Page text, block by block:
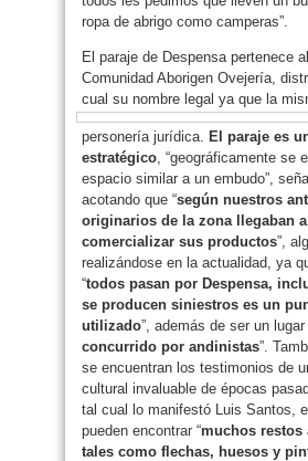
ropa de abrigo como camperas”.
El paraje de Despensa pertenece
Comunidad Aborigen Ovejería,
cual su nombre legal ya que la
personería jurídica. El paraje es
estratégico, “geográficamente se
espacio similar a un embudo”,
acotando que “según nuestros
originarios de la zona llegaban a
comercializar sus productos”,
realizándose en la actualidad, ya
“todos pasan por Despensa,
se producen siniestros es un
utilizado”, además de ser un lugar
concurrido por andinistas”.
se encuentran los testimonios de
cultural invaluable de épocas
tal cual lo manifestó Luis Santos,
pueden encontrar “muchos restos
tales como flechas, huesos y